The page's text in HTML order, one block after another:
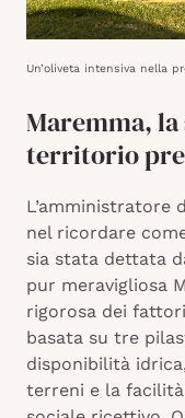
Un’oliveta intensiva nella
Maremma,
territorio
L’amministratore
nel ricordare
sia stata dettata
pur meravigliosa
rigorosa dei
basata su tre
disponibilità
terreni e la